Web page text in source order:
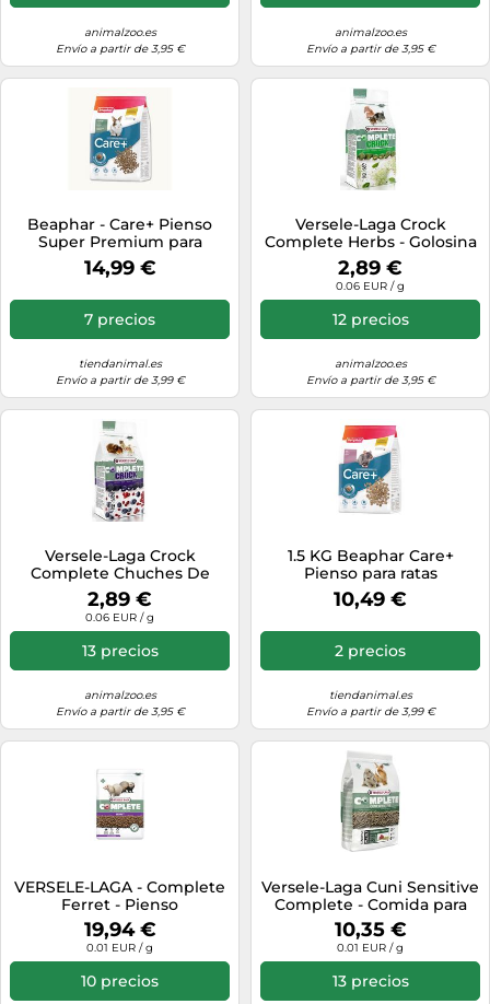
animalzoo.es
Envío a partir de 3,95 €
animalzoo.es
Envío a partir de 3,95 €
Beaphar - Care+ Pienso
Super Premium para
Conejos Junior - 1,5kg -
Comida Todo en Uno - Alto
Desgaste Dental y Sin
azúcares ni colorantes
Extrusionada
14,99 €
7 precios
tiendanimal.es
Envío a partir de 3,99 €
Versele-Laga Crock
Complete Herbs - Golosina
de hierbas para conejos y
roedores 50g
2,89 €
0.06 EUR / g
12 precios
animalzoo.es
Envío a partir de 3,95 €
Versele-Laga Crock
Complete Chuches De
Bayas Para Roedores 50 Gr
2,89 €
0.06 EUR / g
13 precios
animalzoo.es
Envío a partir de 3,95 €
1.5 KG Beaphar Care+
Pienso para ratas
10,49 €
2 precios
tiendanimal.es
Envío a partir de 3,99 €
VERSELE-LAGA - Complete
Ferret - Pienso
extrusionado Todo en uno
Rico en proteínas para
Hurones (2,5kg)
19,94 €
0.01 EUR / g
10 precios
Versele-Laga Cuni Sensitive
Complete - Comida para
conejos 1.75kg
10,35 €
0.01 EUR / g
13 precios